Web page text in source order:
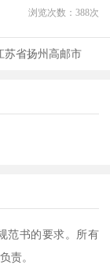
浏览次数： 388次
苏省扬州高邮市
范书的要求。所有
责。